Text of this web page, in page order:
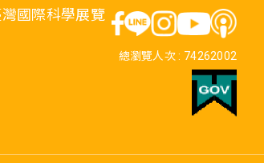
國際科學展覽
總瀏覽人次 : 74262002